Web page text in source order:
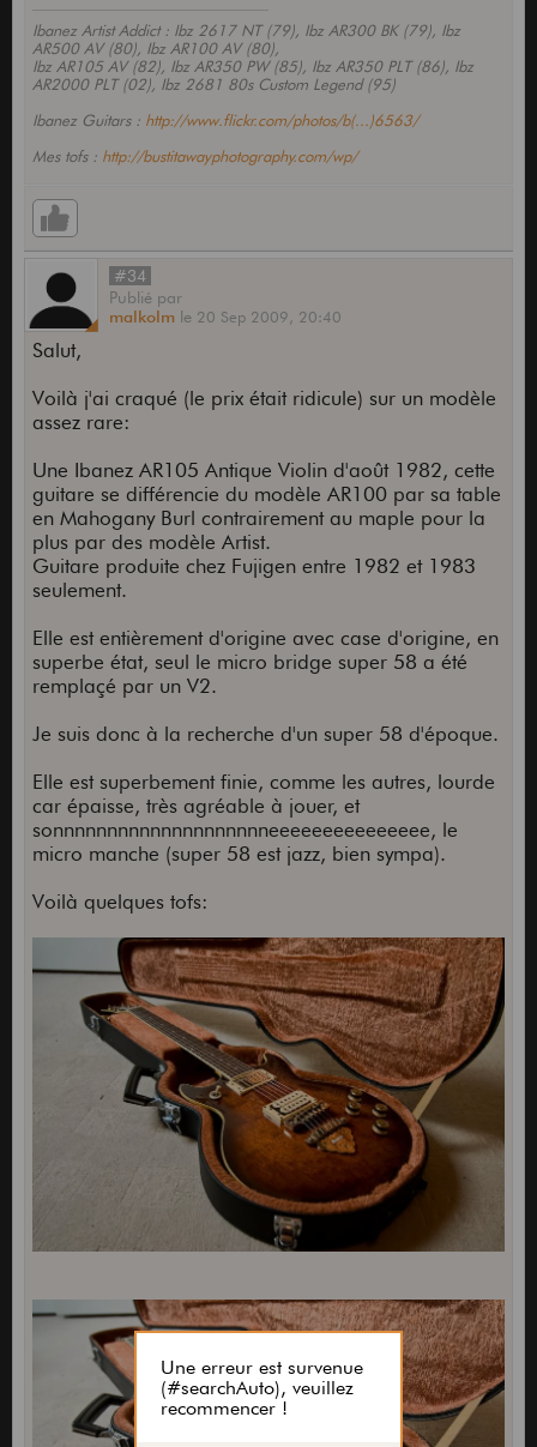
Ibanez Artist Addict : Ibz 2617 NT (79), Ibz AR300 BK (79), Ibz
AR500 AV (80), Ibz AR100 AV (80),
Ibz AR105 AV (82), Ibz AR350 PW (85), Ibz AR350 PLT (86), Ibz
AR2000 PLT (02), Ibz 2681 80s Custom Legend (95)
Ibanez Guitars : http://www.flickr.com/photos/b(...)6563/
Mes tofs : http://bustitawayphotography.com/wp/
#34
Publié par
malkolm le 20 Sep 2009, 20:40
Salut,
Voilà j'ai craqué (le prix était ridicule) sur un modèle
assez rare:
Une Ibanez AR105 Antique Violin d'août 1982, cette
guitare se différencie du modèle AR100 par sa table
en Mahogany Burl contrairement au maple pour la
plus par des modèle Artist.
Guitare produite chez Fujigen entre 1982 et 1983
seulement.
Elle est entièrement d'origine avec case d'origine, en
superbe état, seul le micro bridge super 58 a été
remplaçé par un V2.
Je suis donc à la recherche d'un super 58 d'époque.
Elle est superbement finie, comme les autres, lourde
car épaisse, très agréable à jouer, et
sonnnnnnnnnnnnnnnnnnnneeeeeeeeeeeeeee, le
micro manche (super 58 est jazz, bien sympa).
Voilà quelques tofs: